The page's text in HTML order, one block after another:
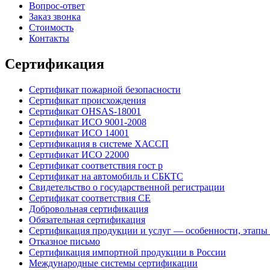
Вопрос-ответ
Заказ звонка
Стоимость
Контакты
Сертификация
Сертификат пожарной безопасности
Сертификат происхождения
Сертификат OHSAS-18001
Сертификат ИСО 9001-2008
Сертификат ИСО 14001
Сертификация в системе ХАССП
Сертификат ИСО 22000
Сертификат соответствия гост р
Сертификат на автомобиль и СБКТС
Свидетельство о государственной регистрации
Сертификат соответствия СЕ
Добровольная сертификация
Обязательная сертификация
Сертификация продукции и услуг — особенности, этапы
Отказное письмо
Сертификация импортной продукции в России
Международные системы сертификации